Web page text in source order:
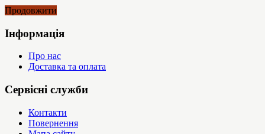
Продовжити
Інформація
Про нас
Доставка та оплата
Сервісні служби
Контакти
Повернення